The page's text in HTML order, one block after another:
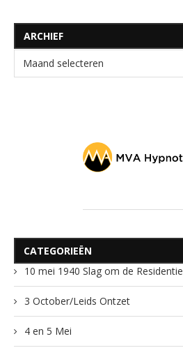
ARCHIEF
CATEGORIEËN
10 mei 1940 Slag om de Residentie
3 October/Leids Ontzet
4 en 5 Mei